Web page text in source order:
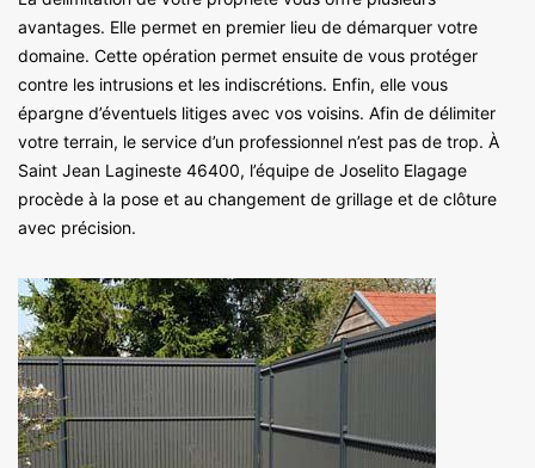
avantages. Elle permet en premier lieu de démarquer votre
domaine. Cette opération permet ensuite de vous protéger
contre les intrusions et les indiscrétions. Enfin, elle vous
épargne d’éventuels litiges avec vos voisins. Afin de délimiter
votre terrain, le service d’un professionnel n’est pas de trop. À
Saint Jean Lagineste 46400, l’équipe de Joselito Elagage
procède à la pose et au changement de grillage et de clôture
avec précision.